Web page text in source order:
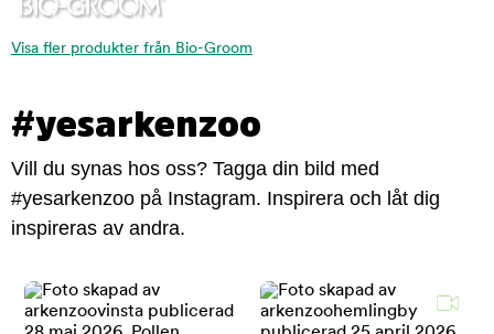
Visa fler produkter från Bio-Groom
#yesarkenzoo
Vill du synas hos oss? Tagga din bild med
#yesarkenzoo på Instagram. Inspirera och låt dig
inspireras av andra.